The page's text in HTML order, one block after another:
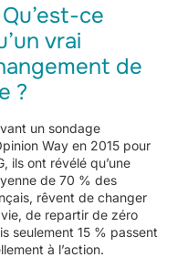
ce
vrai
de
?
un sondage
Way en 2015 pour
ils ont révélé qu’une
de 70 % des
rêvent de changer
de repartir de zéro
seulement 15 % passent
à l’action.